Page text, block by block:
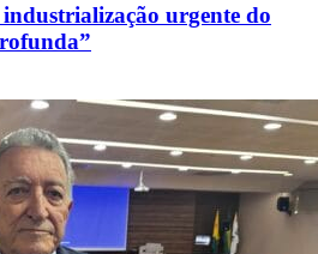
urgente do